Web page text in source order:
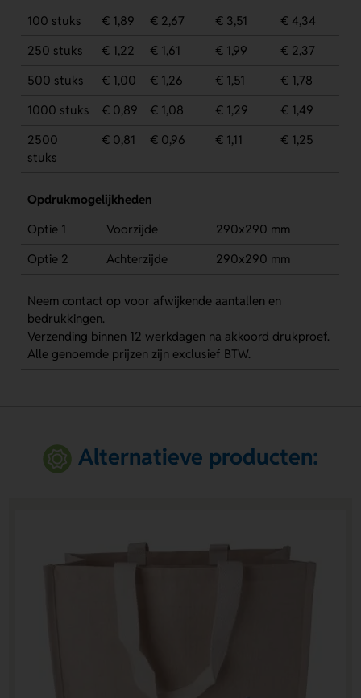
100 stuks € 1,89 € 2,67 € 3,51
€ 4,34
250 stuks
€ 1,22 € 1,61 € 1,99
€ 2,37
500 stuks
€ 1,00 € 1,26 € 1,51
€ 1,78
1000 stuks
€ 0,89 € 1,08 € 1,29
€ 1,49
2500
stuks
€ 0,81 € 0,96 € 1,11 € 1,25
Opdrukmogelijkheden
Optie 1
Voorzijde
290x290 mm
Optie 2
Achterzijde 290x290 mm
Neem contact op voor afwijkende aantallen en
bedrukkingen.
Verzending binnen 12 werkdagen na akkoord drukproef.
Alle genoemde prijzen zijn exclusief BTW.
Alternatieve producten: